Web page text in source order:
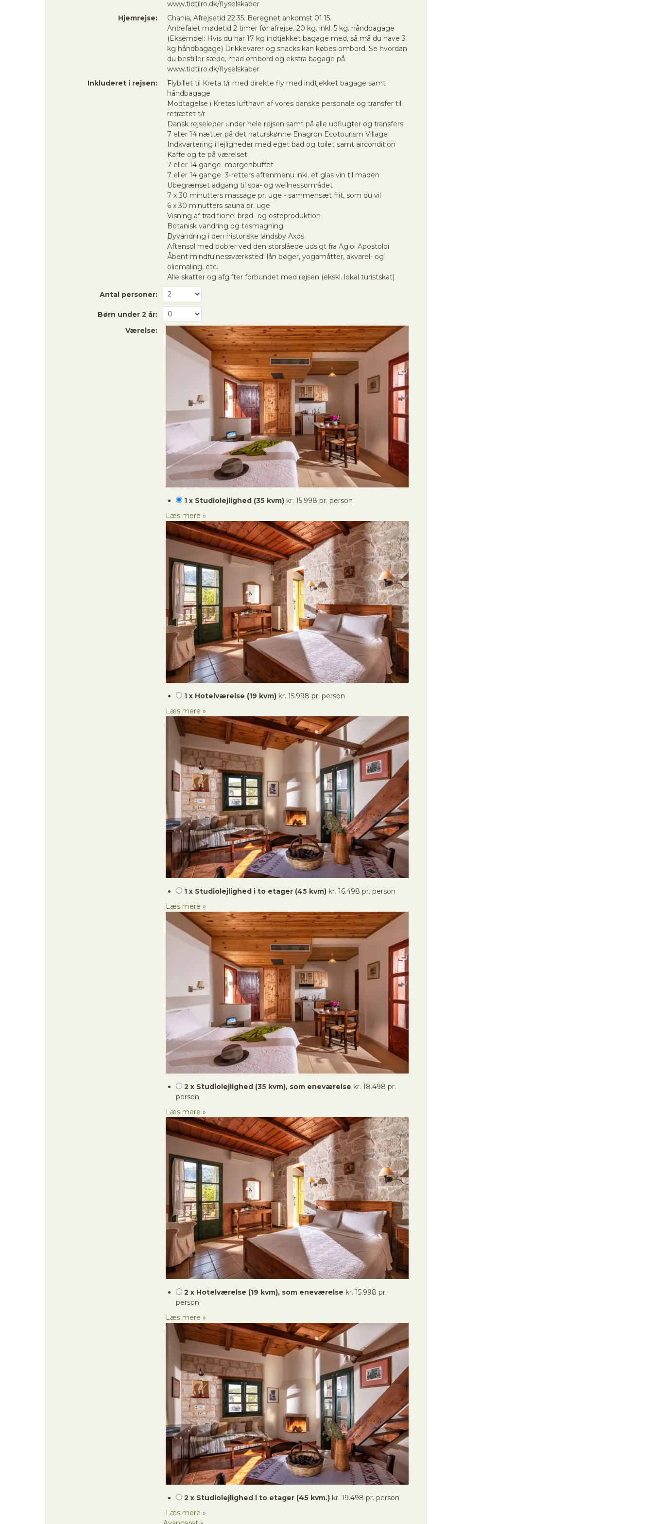
www.tidtilro.dk/flyselskaber
Hjemrejse:
Chania, Afrejsetid 22:35. Beregnet ankomst 01:15.
Anbefalet mødetid 2 timer før afrejse. 20 kg. inkl. 5 kg. håndbagage
(Eksempel: Hvis du har 17 kg indtjekket bagage med, så må du have 3
kg håndbagage) Drikkevarer og snacks kan købes ombord. Se hvordan
du bestiller sæde, mad ombord og ekstra bagage på
www.tidtilro.dk/flyselskaber
Inkluderet i rejsen:
Flybillet til Kreta t/r med direkte fly med indtjekket bagage samt
håndbagage
Modtagelse i Kretas lufthavn af vores danske personale og transfer til
retrætet t/r
Dansk rejseleder under hele rejsen samt på alle udflugter og transfers
7 eller 14 nætter på det naturskønne Enagron Ecotourism Village
Indkvartering i lejligheder med eget bad og toilet samt aircondition
Kaffe og te på værelset
7 eller 14 gange morgenbuffet
7 eller 14 gange 3-retters aftenmenu inkl. et glas vin til maden
Ubegrænset adgang til spa- og wellnessområdet
7 x 30 minutters massage pr. uge - sammensæt frit, som du vil
6 x 30 minutters sauna pr. uge
Visning af traditionel brød- og osteproduktion
Botanisk vandring og tesmagning
Byvandring i den historiske landsby Axos
Aftensol med bobler ved den storslåede udsigt fra Agioi Apostoloi
Åbent mindfulnessværksted: lån bøger, yogamåtter, akvarel- og
oliemaling, etc.
Alle skatter og afgifter forbundet med rejsen (ekskl. lokal turistskat)
Antal personer:
Børn under 2 år:
Værelse:
1 x Studiolejlighed (35 kvm) kr. 15.998 pr. person
Læs mere »
1 x Hotelværelse (19 kvm) kr. 15.998 pr. person
Læs mere »
1 x Studiolejlighed i to etager (45 kvm) kr. 16.498 pr. person
Læs mere »
2 x Studiolejlighed (35 kvm), som eneværelse kr. 18.498 pr.
person
Læs mere »
2 x Hotelværelse (19 kvm), som eneværelse kr. 15.998 pr.
person
Læs mere »
2 x Studiolejlighed i to etager (45 kvm.) kr. 19.498 pr. person
Læs mere »